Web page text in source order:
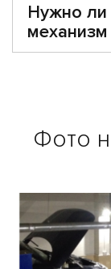
Нужно ли
Фото